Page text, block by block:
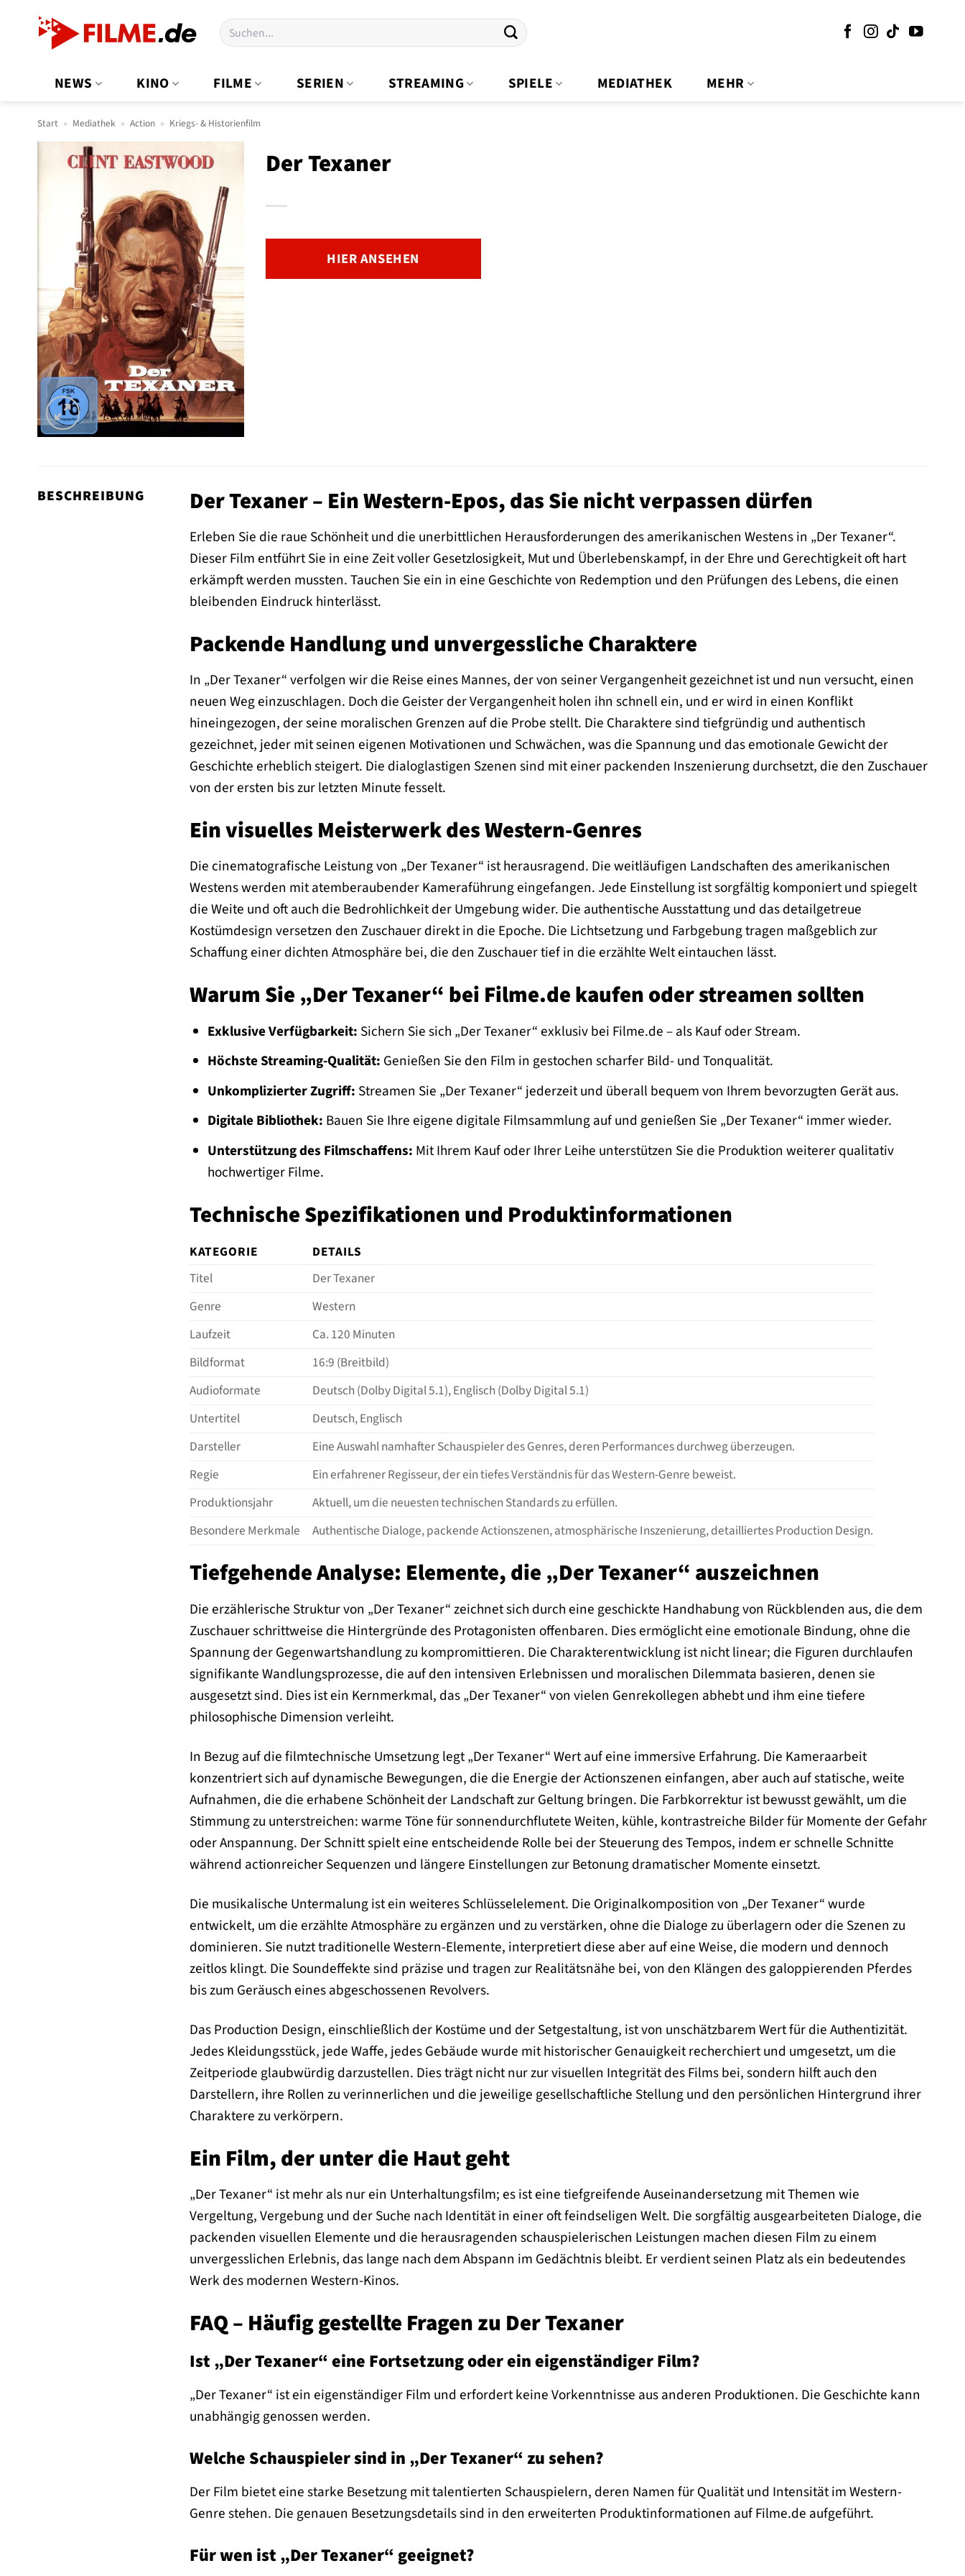
Suchen
nach:
NEWS KINO FILME SERIEN STREAMING SPIELE MEDIATHEK MEHR
Start » Mediathek » Action » Kriegs- & Historienfilm
Der Texaner
HIER ANSEHEN
BESCHREIBUNG Der Texaner – Ein Western-Epos, das Sie nicht verpassen dürfen
Erleben Sie die raue Schönheit und die unerbittlichen Herausforderungen des amerikanischen Westens in „Der Texaner“.
Dieser Film entführt Sie in eine Zeit voller Gesetzlosigkeit, Mut und Überlebenskampf, in der Ehre und Gerechtigkeit oft hart
erkämpft werden mussten. Tauchen Sie ein in eine Geschichte von Redemption und den Prüfungen des Lebens, die einen
bleibenden Eindruck hinterlässt.
Packende Handlung und unvergessliche Charaktere
In „Der Texaner“ verfolgen wir die Reise eines Mannes, der von seiner Vergangenheit gezeichnet ist und nun versucht, einen
neuen Weg einzuschlagen. Doch die Geister der Vergangenheit holen ihn schnell ein, und er wird in einen Konflikt
hineingezogen, der seine moralischen Grenzen auf die Probe stellt. Die Charaktere sind tiefgründig und authentisch
gezeichnet, jeder mit seinen eigenen Motivationen und Schwächen, was die Spannung und das emotionale Gewicht der
Geschichte erheblich steigert. Die dialoglastigen Szenen sind mit einer packenden Inszenierung durchsetzt, die den Zuschauer
von der ersten bis zur letzten Minute fesselt.
Ein visuelles Meisterwerk des Western-Genres
Die cinematografische Leistung von „Der Texaner“ ist herausragend. Die weitläufigen Landschaften des amerikanischen
Westens werden mit atemberaubender Kameraführung eingefangen. Jede Einstellung ist sorgfältig komponiert und spiegelt
die Weite und oft auch die Bedrohlichkeit der Umgebung wider. Die authentische Ausstattung und das detailgetreue
Kostümdesign versetzen den Zuschauer direkt in die Epoche. Die Lichtsetzung und Farbgebung tragen maßgeblich zur
Schaffung einer dichten Atmosphäre bei, die den Zuschauer tief in die erzählte Welt eintauchen lässt.
Warum Sie „Der Texaner“ bei Filme.de kaufen oder streamen sollten
Exklusive Verfügbarkeit: Sichern Sie sich „Der Texaner“ exklusiv bei Filme.de – als Kauf oder Stream.
Höchste Streaming-Qualität: Genießen Sie den Film in gestochen scharfer Bild- und Tonqualität.
Unkomplizierter Zugriff: Streamen Sie „Der Texaner“ jederzeit und überall bequem von Ihrem bevorzugten Gerät aus.
Digitale Bibliothek: Bauen Sie Ihre eigene digitale Filmsammlung auf und genießen Sie „Der Texaner“ immer wieder.
Unterstützung des Filmschaffens: Mit Ihrem Kauf oder Ihrer Leihe unterstützen Sie die Produktion weiterer qualitativ
hochwertiger Filme.
Technische Spezifikationen und Produktinformationen
KATEGORIE
DETAILS
Titel
Der Texaner
Genre
Western
Laufzeit
Ca. 120 Minuten
Bildformat
16:9 (Breitbild)
Audioformate
Deutsch (Dolby Digital 5.1), Englisch (Dolby Digital 5.1)
Untertitel
Deutsch, Englisch
Darsteller
Eine Auswahl namhafter Schauspieler des Genres, deren Performances durchweg überzeugen.
Regie
Ein erfahrener Regisseur, der ein tiefes Verständnis für das Western-Genre beweist.
Produktionsjahr
Aktuell, um die neuesten technischen Standards zu erfüllen.
Besondere Merkmale
Authentische Dialoge, packende Actionszenen, atmosphärische Inszenierung, detailliertes Production Design.
Tiefgehende Analyse: Elemente, die „Der Texaner“ auszeichnen
Die erzählerische Struktur von „Der Texaner“ zeichnet sich durch eine geschickte Handhabung von Rückblenden aus, die dem
Zuschauer schrittweise die Hintergründe des Protagonisten offenbaren. Dies ermöglicht eine emotionale Bindung, ohne die
Spannung der Gegenwartshandlung zu kompromittieren. Die Charakterentwicklung ist nicht linear; die Figuren durchlaufen
signifikante Wandlungsprozesse, die auf den intensiven Erlebnissen und moralischen Dilemmata basieren, denen sie
ausgesetzt sind. Dies ist ein Kernmerkmal, das „Der Texaner“ von vielen Genrekollegen abhebt und ihm eine tiefere
philosophische Dimension verleiht.
In Bezug auf die filmtechnische Umsetzung legt „Der Texaner“ Wert auf eine immersive Erfahrung. Die Kameraarbeit
konzentriert sich auf dynamische Bewegungen, die die Energie der Actionszenen einfangen, aber auch auf statische, weite
Aufnahmen, die die erhabene Schönheit der Landschaft zur Geltung bringen. Die Farbkorrektur ist bewusst gewählt, um die
Stimmung zu unterstreichen: warme Töne für sonnendurchflutete Weiten, kühle, kontrastreiche Bilder für Momente der Gefahr
oder Anspannung. Der Schnitt spielt eine entscheidende Rolle bei der Steuerung des Tempos, indem er schnelle Schnitte
während actionreicher Sequenzen und längere Einstellungen zur Betonung dramatischer Momente einsetzt.
Die musikalische Untermalung ist ein weiteres Schlüsselelement. Die Originalkomposition von „Der Texaner“ wurde
entwickelt, um die erzählte Atmosphäre zu ergänzen und zu verstärken, ohne die Dialoge zu überlagern oder die Szenen zu
dominieren. Sie nutzt traditionelle Western-Elemente, interpretiert diese aber auf eine Weise, die modern und dennoch
zeitlos klingt. Die Soundeffekte sind präzise und tragen zur Realitätsnähe bei, von den Klängen des galoppierenden Pferdes
bis zum Geräusch eines abgeschossenen Revolvers.
Das Production Design, einschließlich der Kostüme und der Setgestaltung, ist von unschätzbarem Wert für die Authentizität.
Jedes Kleidungsstück, jede Waffe, jedes Gebäude wurde mit historischer Genauigkeit recherchiert und umgesetzt, um die
Zeitperiode glaubwürdig darzustellen. Dies trägt nicht nur zur visuellen Integrität des Films bei, sondern hilft auch den
Darstellern, ihre Rollen zu verinnerlichen und die jeweilige gesellschaftliche Stellung und den persönlichen Hintergrund ihrer
Charaktere zu verkörpern.
Ein Film, der unter die Haut geht
„Der Texaner“ ist mehr als nur ein Unterhaltungsfilm; es ist eine tiefgreifende Auseinandersetzung mit Themen wie
Vergeltung, Vergebung und der Suche nach Identität in einer oft feindseligen Welt. Die sorgfältig ausgearbeiteten Dialoge, die
packenden visuellen Elemente und die herausragenden schauspielerischen Leistungen machen diesen Film zu einem
unvergesslichen Erlebnis, das lange nach dem Abspann im Gedächtnis bleibt. Er verdient seinen Platz als ein bedeutendes
Werk des modernen Western-Kinos.
FAQ – Häufig gestellte Fragen zu Der Texaner
Ist „Der Texaner“ eine Fortsetzung oder ein eigenständiger Film?
„Der Texaner“ ist ein eigenständiger Film und erfordert keine Vorkenntnisse aus anderen Produktionen. Die Geschichte kann
unabhängig genossen werden.
Welche Schauspieler sind in „Der Texaner“ zu sehen?
Der Film bietet eine starke Besetzung mit talentierten Schauspielern, deren Namen für Qualität und Intensität im Western-
Genre stehen. Die genauen Besetzungsdetails sind in den erweiterten Produktinformationen auf Filme.de aufgeführt.
Für wen ist „Der Texaner“ geeignet?